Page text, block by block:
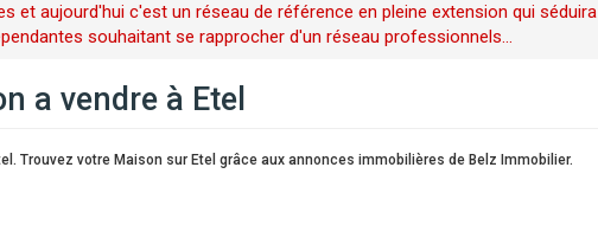
et aujourd'hui c'est un réseau de référence en pleine extension qui séduira
souhaitant se rapprocher d'un réseau professionnels...
a vendre à Etel
Trouvez votre Maison sur Etel grâce aux annonces immobilières de Belz Immobilier.